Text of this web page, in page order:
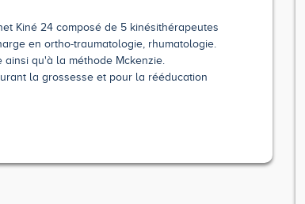
Kiné 24 composé de 5 kinésithérapeutes
en ortho-traumatologie, rhumatologie.
qu'à la méthode Mckenzie.
la grossesse et pour la rééducation